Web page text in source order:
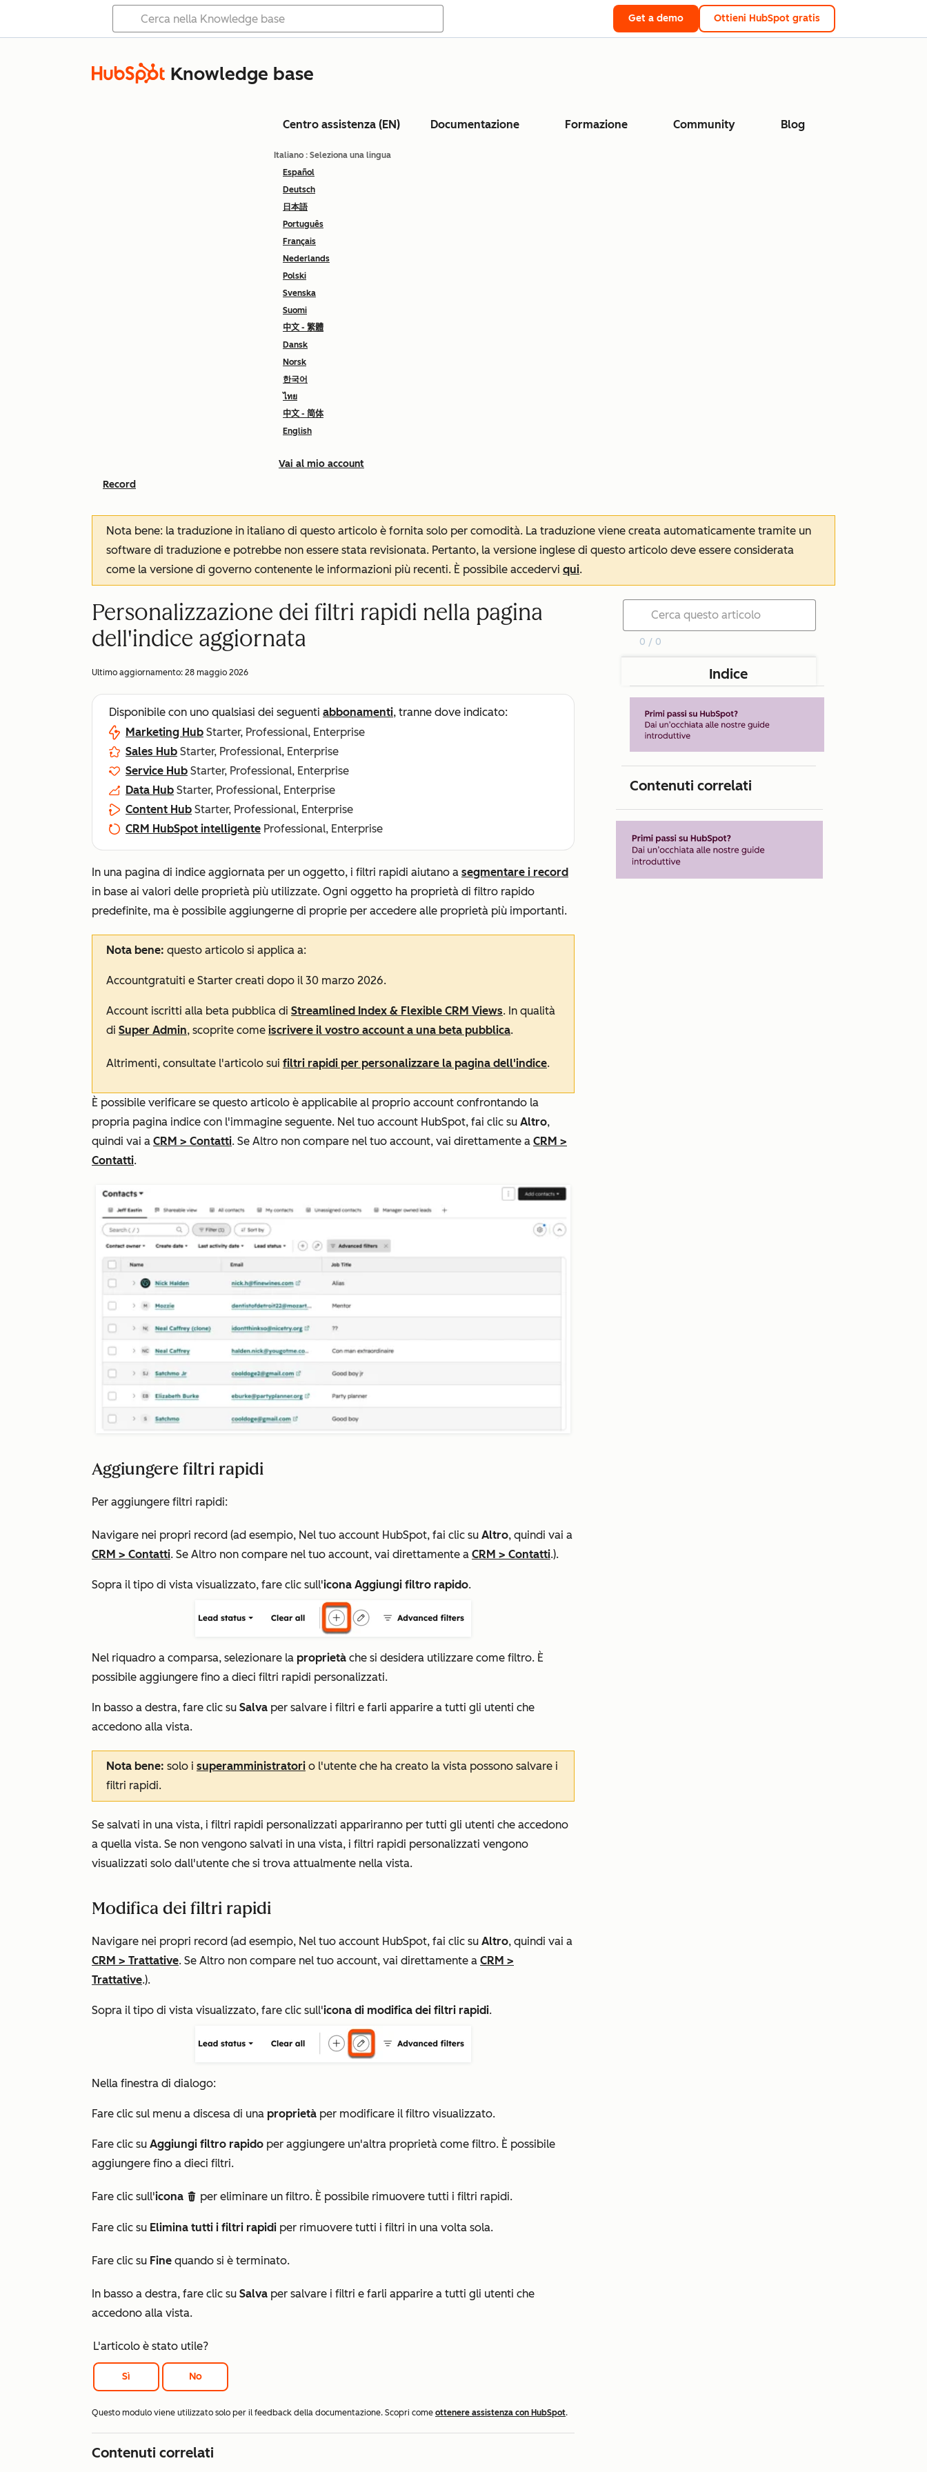
Get a demo Ottieni HubSpot gratis
Knowledge base
Centro assistenza (EN) Documentazione Formazione Community Blog
Italiano : Seleziona una lingua
Español
Deutsch
日本語
Português
Français
Nederlands
Polski
Svenska
Suomi
中文 - 繁體
Dansk
Norsk
한국어
ไทย
中文 - 简体
English
Vai al mio account
Record
Nota bene: la traduzione in italiano di questo articolo è fornita solo per comodità. La traduzione viene creata automaticamente tramite un
software di traduzione e potrebbe non essere stata revisionata. Pertanto, la versione inglese di questo articolo deve essere considerata
come la versione di governo contenente le informazioni più recenti. È possibile accedervi qui.
Personalizzazione dei filtri rapidi nella pagina
dell'indice aggiornata
Ultimo aggiornamento: 28 maggio 2026
Disponibile con uno qualsiasi dei seguenti abbonamenti, tranne dove indicato:
Marketing Hub Starter, Professional, Enterprise
Sales Hub Starter, Professional, Enterprise
Service Hub Starter, Professional, Enterprise
Data Hub Starter, Professional, Enterprise
Content Hub Starter, Professional, Enterprise
CRM HubSpot intelligente Professional, Enterprise
In una pagina di indice aggiornata per un oggetto, i filtri rapidi aiutano a segmentare i record
in base ai valori delle proprietà più utilizzate. Ogni oggetto ha proprietà di filtro rapido
predefinite, ma è possibile aggiungerne di proprie per accedere alle proprietà più importanti.
Nota bene: questo articolo si applica a:
Accountgratuiti e Starter creati dopo il 30 marzo 2026.
Account iscritti alla beta pubblica di Streamlined Index & Flexible CRM Views. In qualità
di Super Admin, scoprite come iscrivere il vostro account a una beta pubblica.
Altrimenti, consultate l'articolo sui filtri rapidi per personalizzare la pagina dell'indice.
È possibile verificare se questo articolo è applicabile al proprio account confrontando la
propria pagina indice con l'immagine seguente. Nel tuo account HubSpot, fai clic su Altro,
quindi vai a CRM > Contatti. Se Altro non compare nel tuo account, vai direttamente a CRM >
Contatti.
Aggiungere filtri rapidi
Per aggiungere filtri rapidi:
Navigare nei propri record (ad esempio, Nel tuo account HubSpot, fai clic su Altro, quindi vai a
CRM > Contatti. Se Altro non compare nel tuo account, vai direttamente a CRM > Contatti.).
Sopra il tipo di vista visualizzato, fare clic sull'icona Aggiungi filtro rapido.
Nel riquadro a comparsa, selezionare la proprietà che si desidera utilizzare come filtro. È
possibile aggiungere fino a dieci filtri rapidi personalizzati.
In basso a destra, fare clic su Salva per salvare i filtri e farli apparire a tutti gli utenti che
accedono alla vista.
Nota bene: solo i superamministratori o l'utente che ha creato la vista possono salvare i
filtri rapidi.
Se salvati in una vista, i filtri rapidi personalizzati appariranno per tutti gli utenti che accedono
a quella vista. Se non vengono salvati in una vista, i filtri rapidi personalizzati vengono
visualizzati solo dall'utente che si trova attualmente nella vista.
Modifica dei filtri rapidi
Navigare nei propri record (ad esempio, Nel tuo account HubSpot, fai clic su Altro, quindi vai a
CRM > Trattative. Se Altro non compare nel tuo account, vai direttamente a CRM >
Trattative.).
Sopra il tipo di vista visualizzato, fare clic sull'icona di modifica dei filtri rapidi.
Nella finestra di dialogo:
Fare clic sul menu a discesa di una proprietà per modificare il filtro visualizzato.
Fare clic su Aggiungi filtro rapido per aggiungere un'altra proprietà come filtro. È possibile
aggiungere fino a dieci filtri.
Fare clic sull'icona delete per eliminare un filtro. È possibile rimuovere tutti i filtri rapidi.
Fare clic su Elimina tutti i filtri rapidi per rimuovere tutti i filtri in una volta sola.
Fare clic su Fine quando si è terminato.
In basso a destra, fare clic su Salva per salvare i filtri e farli apparire a tutti gli utenti che
accedono alla vista.
L'articolo è stato utile?
Sì No
Questo modulo viene utilizzato solo per il feedback della documentazione. Scopri come ottenere assistenza con HubSpot.
Contenuti correlati
0 / 0
Indice
Contenuti correlati